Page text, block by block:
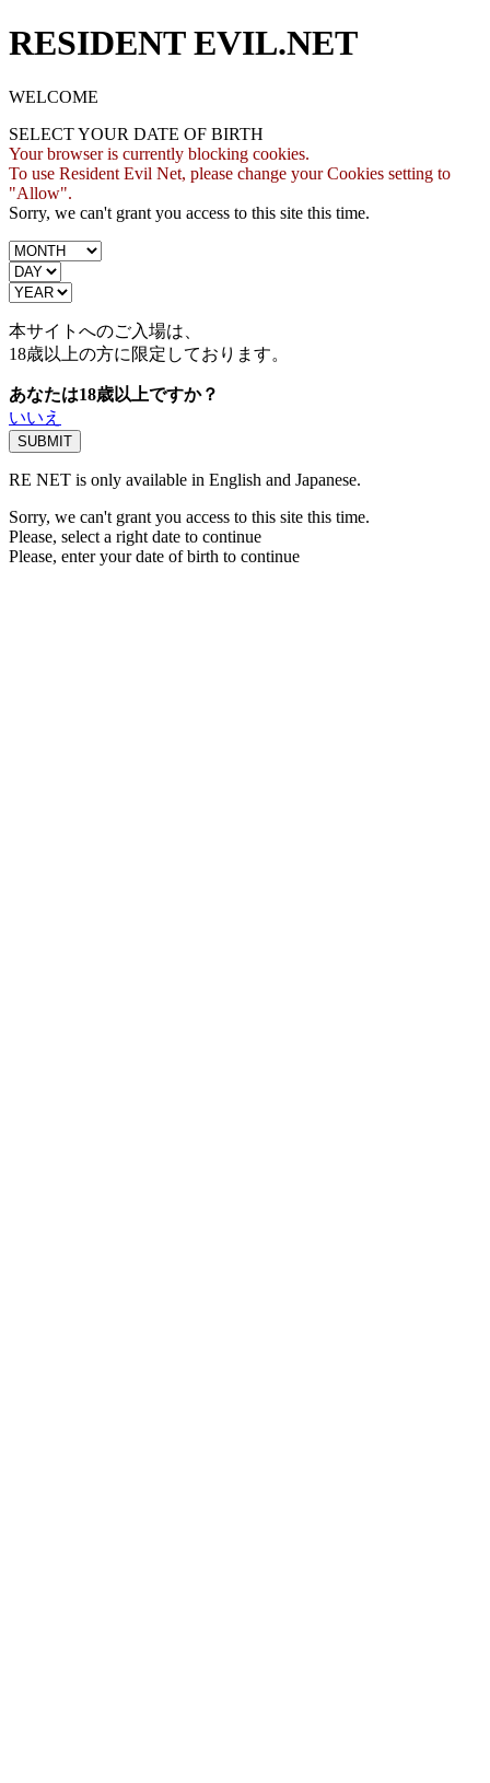
RESIDENT EVIL.NET
WELCOME
SELECT YOUR DATE OF BIRTH
Your browser is currently blocking cookies.
To use Resident Evil Net, please change your Cookies setting to
"Allow".
Sorry, we can't grant you access to this site this time.
本サイトへのご入場は、
18歳以上の方に限定しております。
あなたは18歳以上ですか？
いいえ
RE NET is only available in English and Japanese.
Sorry, we can't grant you access to this site this time.
Please, select a right date to continue
Please, enter your date of birth to continue